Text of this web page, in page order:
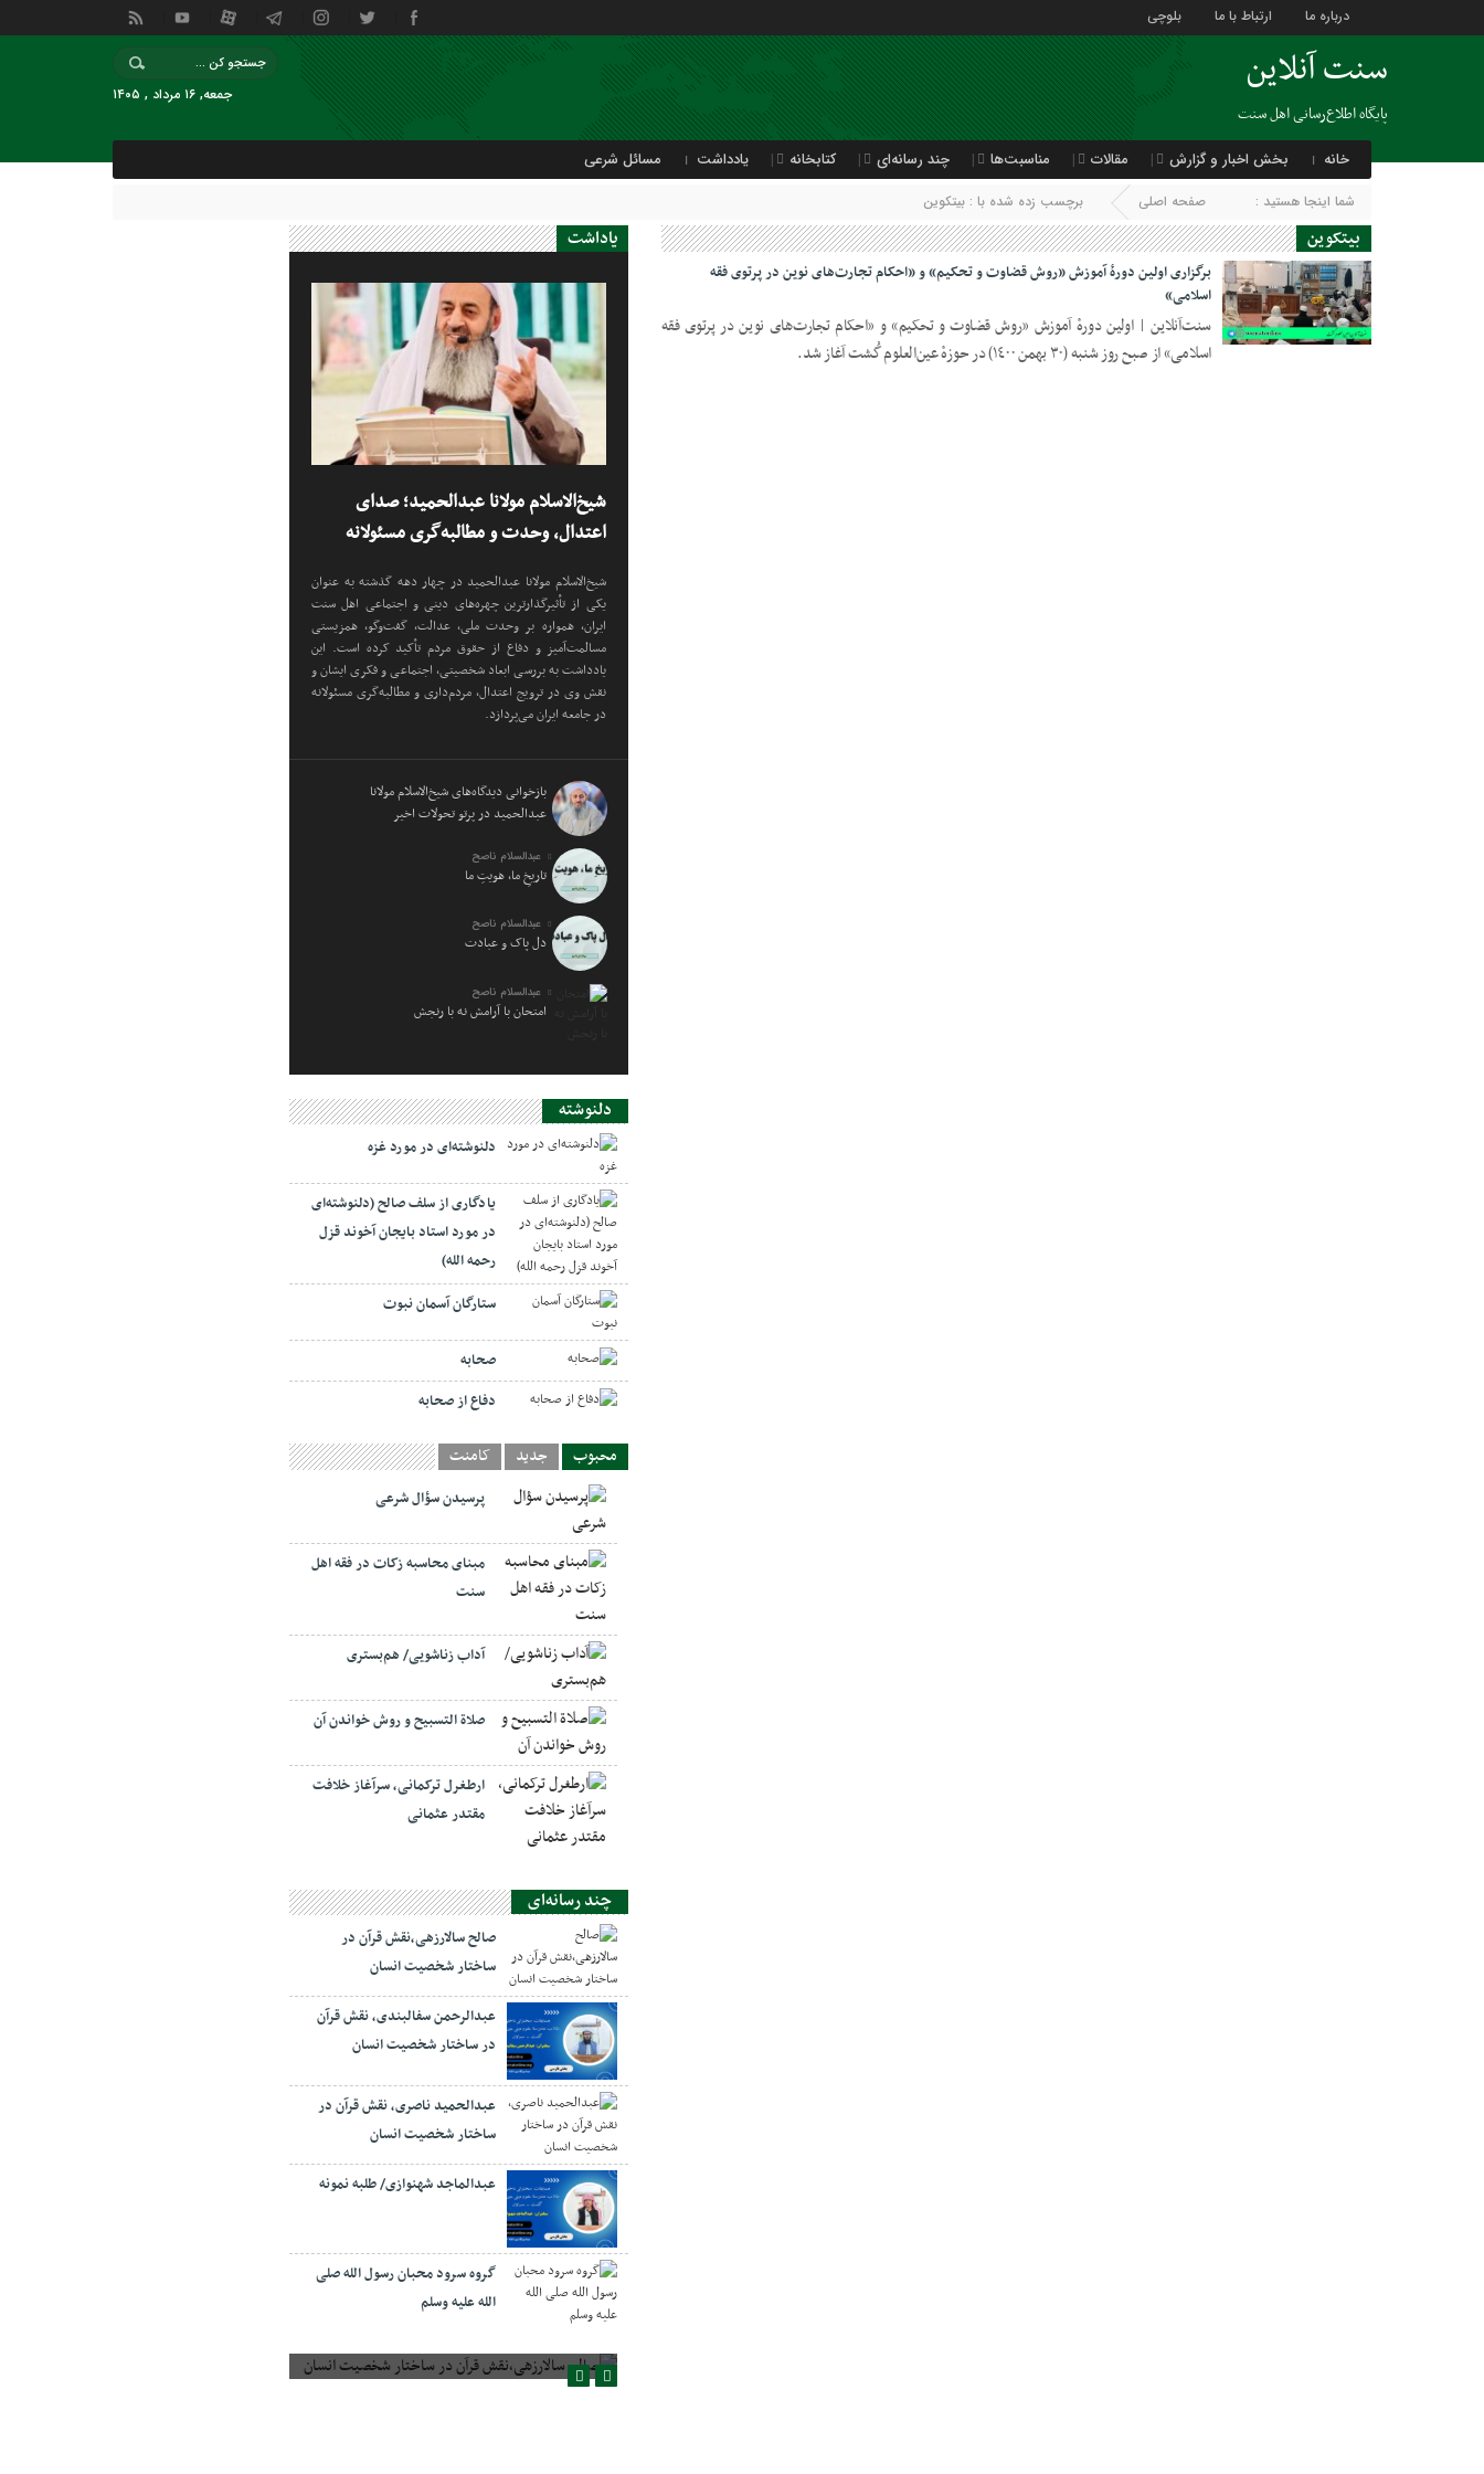
درباره ما ارتباط با ما بلوچی
سنت آنلاین
پایگاه اطلاع‌رسانی اهل سنت
جمعه, ۱۶ مرداد , ۱۴۰۵
خانه بخش اخبار و گزارش مقالات مناسبت‌ها چند رسانه‌ای کتابخانه یادداشت مسائل شرعی
شما اینجا هستید : صفحه اصلی برچسب زده شده با : بیتکوین
بیتکوین
21 فوریه 2022
برگزاری اولین دورهٔ آموزش «روش قضاوت و تحکیم» و «احکام تجارت‌های نوین در پرتوی فقه
اسلامی»
سنت‌آنلاین | اولین دورهٔ آموزش «روش قضاوت و تحکیم» و «احکام تجارت‌های نوین در پرتوی فقه
اسلامی» از صبح روز شنبه (٣٠ بهمن ١٤٠٠) در حوزهٔ عین‌العلوم گُشت آغاز شد.
یاداشت
شیخ‌الاسلام مولانا عبدالحمید؛ صدای
اعتدال، وحدت و مطالبه‌گری مسئولانه
شیخ‌الاسلام مولانا عبدالحمید در چهار دهه گذشته به عنوان
یکی از تأثیرگذارترین چهره‌های دینی و اجتماعی اهل سنت
ایران، همواره بر وحدت ملی، عدالت، گفت‌وگو، همزیستی
مسالمت‌آمیز و دفاع از حقوق مردم تأکید کرده است. این
یادداشت به بررسی ابعاد شخصیتی، اجتماعی و فکری ایشان و
نقش وی در ترویج اعتدال، مردم‌داری و مطالبه‌گری مسئولانه
در جامعه ایران می‌پردازد.
بازخوانی دیدگاه‌های شیخ‌الاسلام مولانا
عبدالحمید در پرتو تحولات اخیر
عبدالسلام ناصح
تاریخِ ما، هویتِ ما
عبدالسلام ناصح
دل پاک و عبادت
عبدالسلام ناصح
امتحان با آرامش نه با رنجش
دلنوشته
دلنوشته‌ای در مورد غزه
یادگاری از سلف صالح (دلنوشته‌ای
در مورد استاد بایجان آخوند قزل
رحمه الله)
ستارگان آسمان نبوت
صحابه
دفاع از صحابه
محبوب جدید کامنت
پرسیدن سؤال شرعی
مبنای محاسبه زکات در فقه اهل
سنت
آداب زناشویی/ هم‌بستری
صلاة التسبيح و روش خواندن آن
ارطغرل ترکمانی، سرآغاز خلافت
مقتدر عثمانی
چند رسانه‌ای
صالح سالارزهی،‌نقش قرآن در
ساختار شخصیت انسان
عبدالرحمن سفالبندی، نقش قرآن
در ساختار شخصیت انسان
عبدالحمید ناصری، نقش قرآن در
ساختار شخصیت انسان
عبدالماجد شهنوازی/ طلبه نمونه
گروه سرود محبان رسول الله صلی
الله علیه وسلم
صالح سالارزهی،‌نقش قرآن در ساختار شخصیت انسان